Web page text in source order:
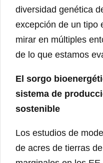
diversidad genética
excepción de un tipo
mirar en múltiples
de lo que estamos
El sorgo
sistema de
sostenible
Los estudios de
de acres de tierras